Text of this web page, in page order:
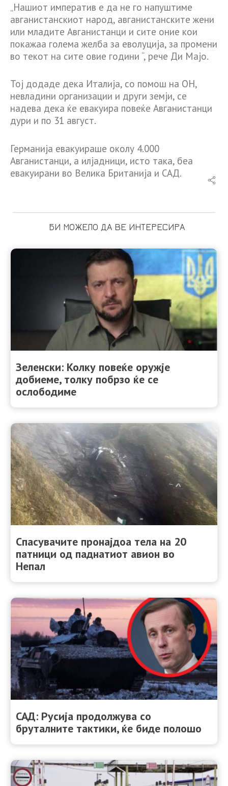
„Нашиот императив е да не го напуштиме
авганистанскиот народ, авганистанските жени
или младите Авганистанци и сите оние кои
покажаа голема желба за еволуција, за промени
во текот на сите овие години “, рече Ди Мајо.
Тој додаде дека Италија, со помош на ОН,
невладини организации и други земји, се
надева дека ќе евакуира повеќе Авганистанци
дури и по 31 август.
Германија евакуираше околу 4.000
Авганистанци, а илјадници, исто така, беа
евакуирани во Велика Британија и САД.
БИ МОЖЕЛО ДА ВЕ ИНТЕРЕСИРА
Зеленски: Колку повеќе оружје
добиеме, толку побрзо ќе се
ослободиме
Спасувачите пронајдоа тела на 20
патници од паднатиот авион во
Непал
САД: Русија продолжува со
бруталните тактики, ќе биде полошо